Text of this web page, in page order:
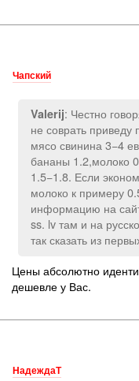
Чапский
Valerij: Честно
не соврать
мясо свинина 3−4
бананы 1.2,молоко
1.5−1.8. Если
молоко к примеру
информацию на
ss. lv там и на
так сказать из
Цены абсолютно
дешевле у Вас.
НадеждаТ